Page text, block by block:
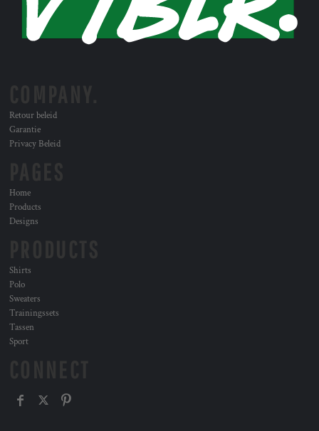
Retour beleid
Garantie
Privacy Beleid
Home
Products
Designs
Shirts
Polo
Sweaters
Trainingssets
Tassen
Sport